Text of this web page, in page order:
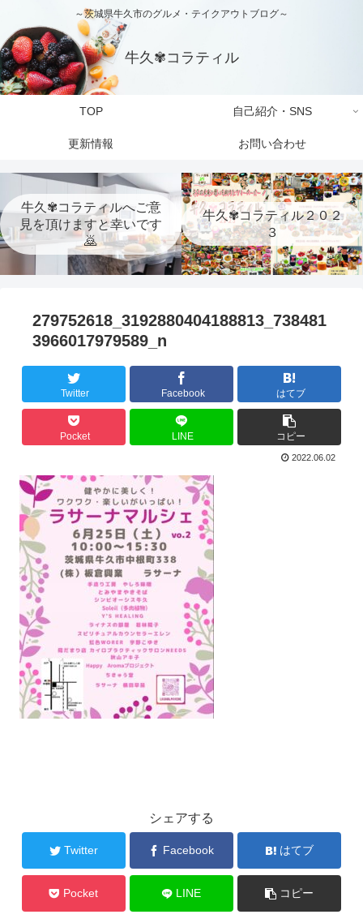
～茨城県牛久市のグルメ・テイクアウトブログ～
牛久✾コラティル
TOP 自己紹介・SNS
更新情報 お問い合わせ
牛久✾コラティルへご意
見を頂けますと幸いです
🙇
牛久✾コラティル２０２
３
279752618_3192880404188813_738481
3966017979589_n
Twitter Facebook はてブ
Pocket LINE コピー
2022.06.02
シェアする
Twitter Facebook はてブ
Pocket LINE コピー